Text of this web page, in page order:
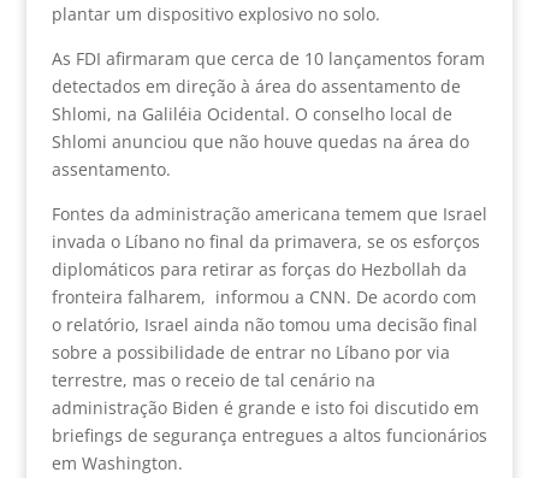
plantar um dispositivo explosivo no solo.
As FDI afirmaram que cerca de 10 lançamentos foram
detectados em direção à área do assentamento de
Shlomi, na Galiléia Ocidental. O conselho local de
Shlomi anunciou que não houve quedas na área do
assentamento.
Fontes da administração americana temem que Israel
invada o Líbano no final da primavera, se os esforços
diplomáticos para retirar as forças do Hezbollah da
fronteira falharem, informou a CNN. De acordo com
o relatório, Israel ainda não tomou uma decisão final
sobre a possibilidade de entrar no Líbano por via
terrestre, mas o receio de tal cenário na
administração Biden é grande e isto foi discutido em
briefings de segurança entregues a altos funcionários
em Washington.